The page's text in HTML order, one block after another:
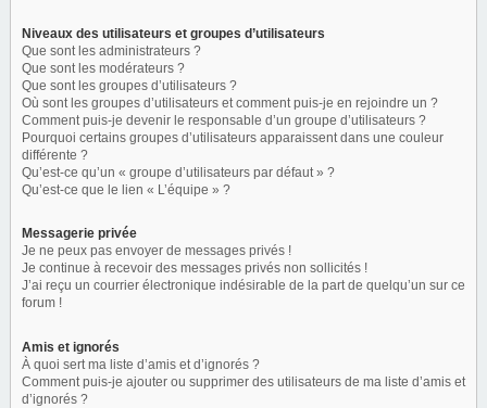
Niveaux des utilisateurs et groupes d’utilisateurs
Que sont les administrateurs ?
Que sont les modérateurs ?
Que sont les groupes d’utilisateurs ?
Où sont les groupes d’utilisateurs et comment puis-je en rejoindre un ?
Comment puis-je devenir le responsable d’un groupe d’utilisateurs ?
Pourquoi certains groupes d’utilisateurs apparaissent dans une couleur
différente ?
Qu’est-ce qu’un « groupe d’utilisateurs par défaut » ?
Qu’est-ce que le lien « L’équipe » ?
Messagerie privée
Je ne peux pas envoyer de messages privés !
Je continue à recevoir des messages privés non sollicités !
J’ai reçu un courrier électronique indésirable de la part de quelqu’un sur ce
forum !
Amis et ignorés
À quoi sert ma liste d’amis et d’ignorés ?
Comment puis-je ajouter ou supprimer des utilisateurs de ma liste d’amis et
d’ignorés ?